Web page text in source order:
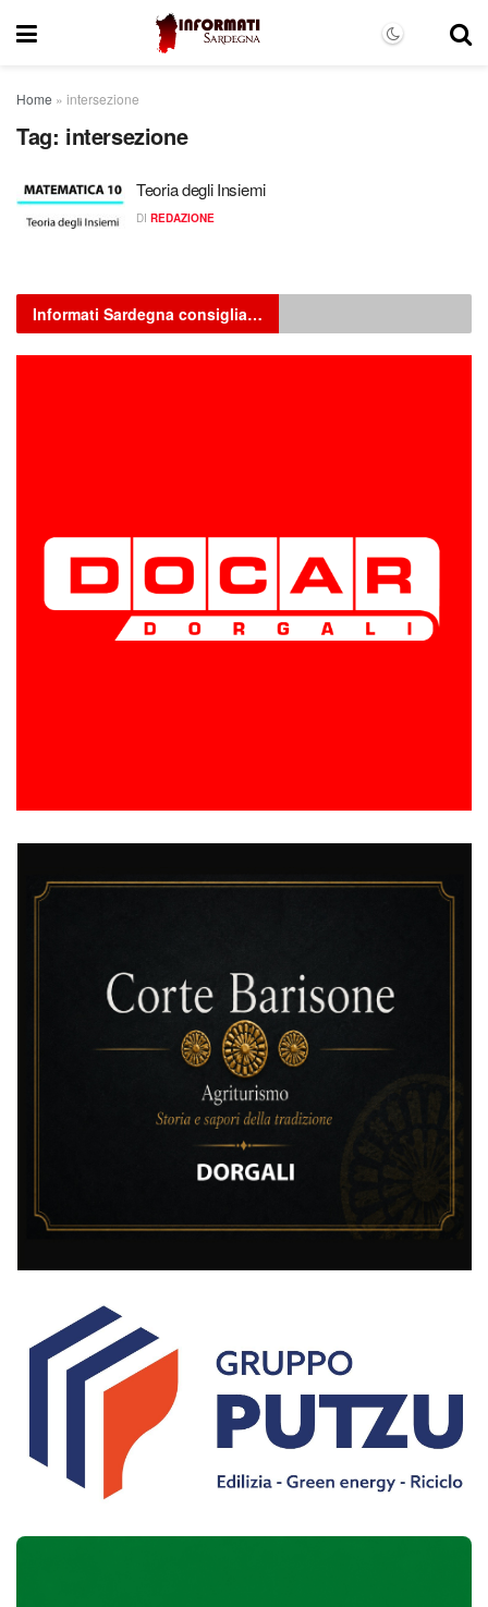
Home » intersezione
Tag: intersezione
Teoria degli Insiemi
DI REDAZIONE
Informati Sardegna consiglia…